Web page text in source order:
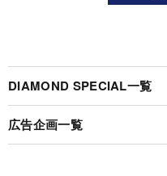
DIAMOND SPECIAL一覧
広告企画一覧